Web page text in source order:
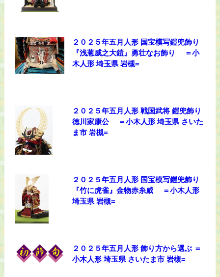
２０２５年五月人形 国宝模写鎧兜飾り
『浅葱威之大鎧』勇壮なお飾り ＝小
木人形 埼玉県 岩槻=
２０２５年五月人形 戦国武将 鎧兜飾り
徳川家康公 ＝小木人形 埼玉県 さいた
ま市 岩槻=
２０２５年五月人形 国宝模写鎧兜飾り
『竹に虎雀』金物赤糸威 ＝小木人形
埼玉県 岩槻=
２０２５年五月人形 飾り方から選ぶ ＝
小木人形 埼玉県 さいたま市 岩槻=